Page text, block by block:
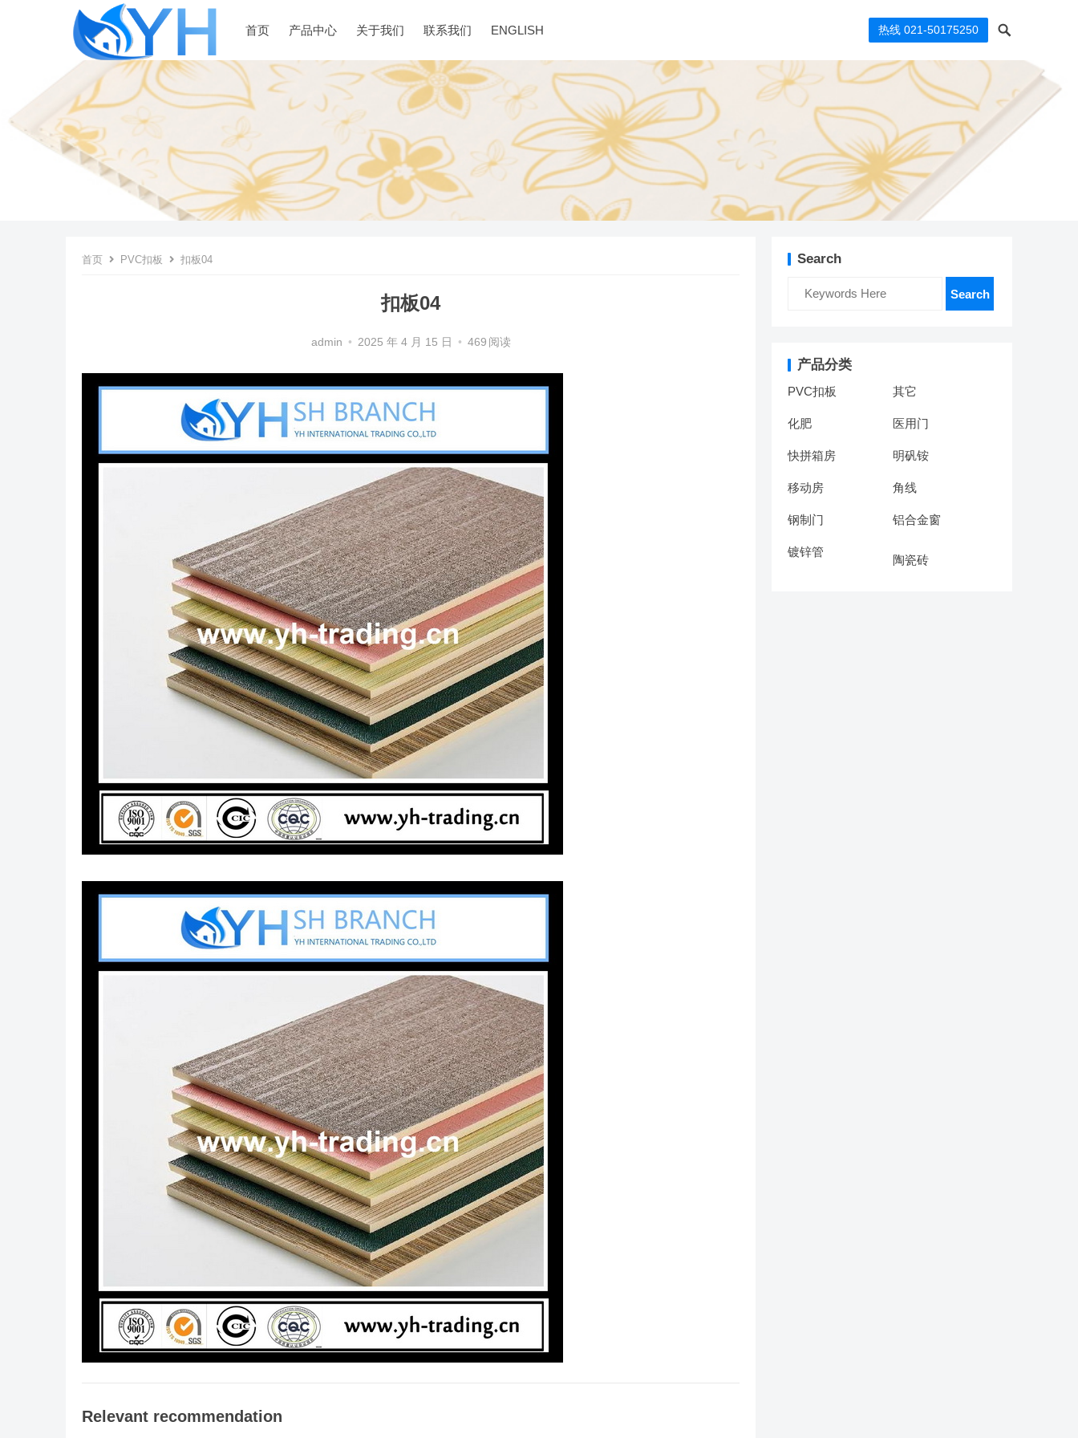
首页 产品中心 关于我们 联系我们 ENGLISH 热线 021-50175250
首页 PVC扣板 扣板04
扣板04
admin • 2025 年 4 月 15 日 • 469 阅读
Relevant recommendation
Search
Search
产品分类
PVC扣板 其它
化肥 医用门
快拼箱房 明矾铵
移动房 角线
钢制门 铝合金窗
镀锌管
陶瓷砖